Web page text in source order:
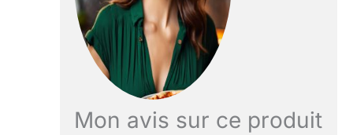
minutes d'allumage
et possède un
thermostat réglable
avec 4 niveaux de
température. Le
faire tout type de
Mon avis sur ce produit